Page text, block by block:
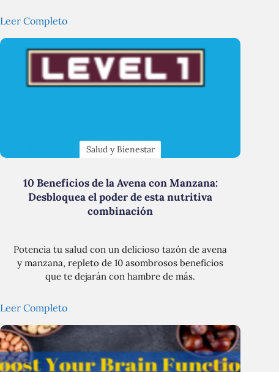
Leer Completo
Salud y Bienestar
10 Beneficios de la Avena con Manzana:
Desbloquea el poder de esta nutritiva
combinación
Potencia tu salud con un delicioso tazón de avena
y manzana, repleto de 10 asombrosos beneficios
que te dejarán con hambre de más.
Leer Completo